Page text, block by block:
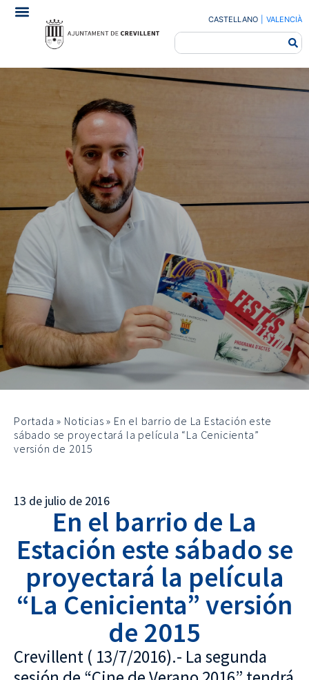
CASTELLANO VALENCIÀ
Portada » Noticias » En el barrio de La Estación este
sábado se proyectará la película “La Cenicienta”
versión de 2015
13 de julio de 2016
En el barrio de La
Estación este sábado se
proyectará la película
“La Cenicienta” versión
de 2015
Crevillent ( 13/7/2016).- La segunda